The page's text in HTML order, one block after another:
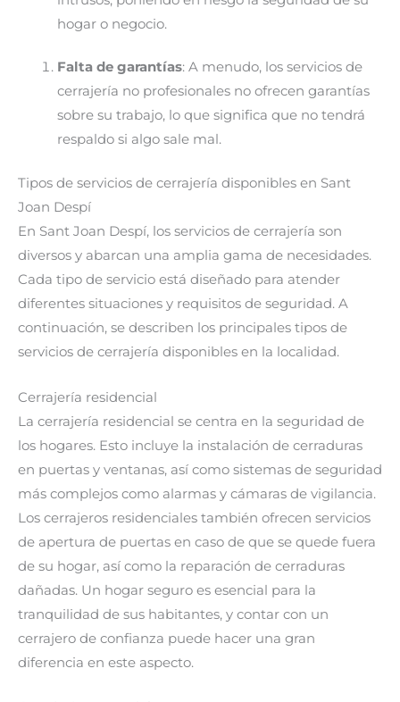
hogar o negocio.
Falta de garantías: A menudo, los servicios de
cerrajería no profesionales no ofrecen garantías
sobre su trabajo, lo que significa que no tendrá
respaldo si algo sale mal.
Tipos de servicios de cerrajería disponibles en Sant
Joan Despí
En Sant Joan Despí, los servicios de cerrajería son
diversos y abarcan una amplia gama de necesidades.
Cada tipo de servicio está diseñado para atender
diferentes situaciones y requisitos de seguridad. A
continuación, se describen los principales tipos de
servicios de cerrajería disponibles en la localidad.
Cerrajería residencial
La cerrajería residencial se centra en la seguridad de
los hogares. Esto incluye la instalación de cerraduras
en puertas y ventanas, así como sistemas de seguridad
más complejos como alarmas y cámaras de vigilancia.
Los cerrajeros residenciales también ofrecen servicios
de apertura de puertas en caso de que se quede fuera
de su hogar, así como la reparación de cerraduras
dañadas. Un hogar seguro es esencial para la
tranquilidad de sus habitantes, y contar con un
cerrajero de confianza puede hacer una gran
diferencia en este aspecto.